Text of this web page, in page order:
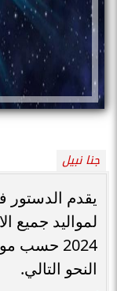
جنا نبيل
يقدم الدستور
النحو التالي.